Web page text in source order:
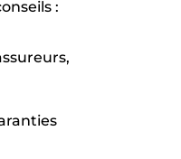
: